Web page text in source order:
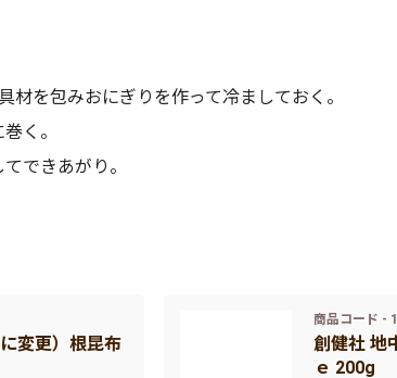
を包みおにぎりを作って冷ましておく。
く。
できあがり。
変更）根昆布
商品コード -
創健社 地
ｅ 200g